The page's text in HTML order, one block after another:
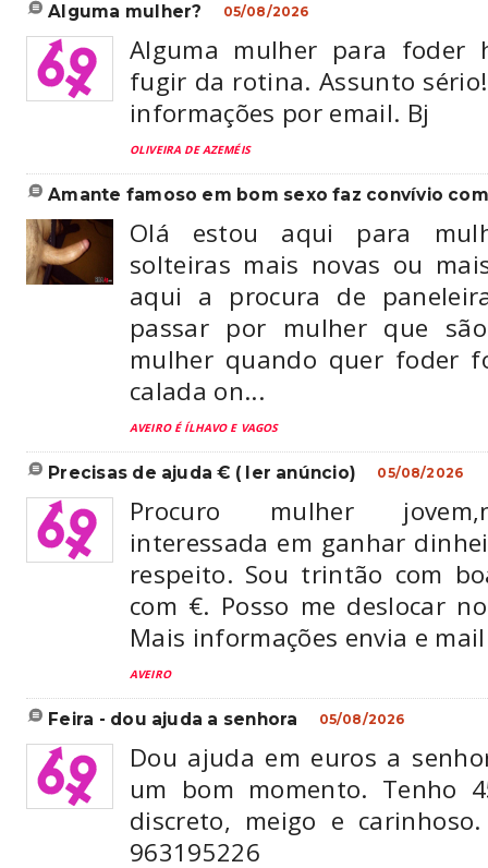
alguma mulher? 05/08/2026
Alguma mulher para foder
fugir da rotina. Assunto
informações por email. Bj
OLIVEIRA DE AZEMÉIS
amante famoso em bom sexo faz convívio
Olá estou aqui para
solteiras mais novas ou
aqui a procura de
passar por mulher que
mulher quando quer foder
calada on...
AVEIRO É ÍLHAVO E VAGOS
precisas de ajuda € ( ler anúncio) 05/08/2026
Procuro mulher
interessada em ganhar
respeito. Sou trintão com
com €. Posso me deslocar
Mais informações envia e
AVEIRO
feira - dou ajuda a senhora 05/08/2026
Dou ajuda em euros a
um bom momento. Tenho
discreto, meigo e
963195226